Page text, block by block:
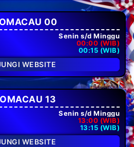
00
Senin s/d Minggu
00:00 (WIB)
00:15 (WIB)
WEBSITE
13
Senin s/d Minggu
13:00 (WIB)
13:15 (WIB)
WEBSITE